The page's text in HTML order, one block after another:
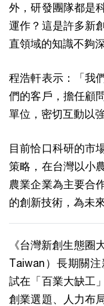
外，研發團隊都是
運作？這是許多新
直領域的知識不夠
程浩軒表示：「我
們的客戶，擔任顧
單位，密切互動以
目前恰口科研的市
策略，在台灣以小
農業企業為主要合
的創新技術，為未
《台灣新創生態圈
Taiwan）長期關
試在「百業大缺工
創業選題、人力布